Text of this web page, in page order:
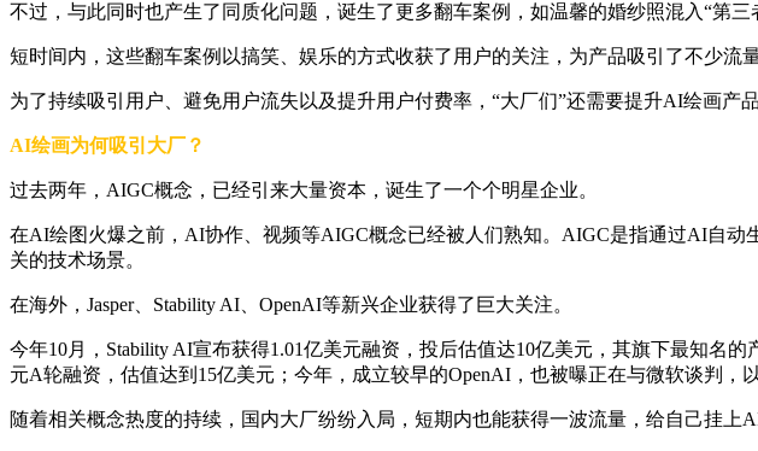
不过，与此同时也产生了同质化问题，诞生了更多翻车案例，如温馨的婚纱照混入“第三
短时间内，这些翻车案例以搞笑、娱乐的方式收获了用户的关注，为产品吸引了不少流量
为了持续吸引用户、避免用户流失以及提升用户付费率，“大厂们”还需要提升AI绘画产
AI绘画为何吸引大厂？
过去两年，AIGC概念，已经引来大量资本，诞生了一个个明星企业。
在AI绘图火爆之前，AI协作、视频等AIGC概念已经被人们熟知。AIGC是指通过AI自
关的技术场景。
在海外，Jasper、Stability AI、OpenAI等新兴企业获得了巨大关注。
今年10月，Stability AI宣布获得1.01亿美元融资，投后估值达10亿美元，其旗下最知名
元A轮融资，估值达到15亿美元；今年，成立较早的OpenAI，也被曝正在与微软谈判，
随着相关概念热度的持续，国内大厂纷纷入局，短期内也能获得一波流量，给自己挂上